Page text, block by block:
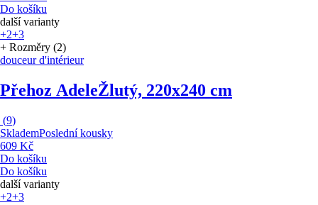
Do košíku
další varianty
+2+3
+ Rozměry (2)
douceur d'intérieur
Přehoz AdeleŽlutý, 220x240 cm
(9)
SklademPoslední kousky
609 Kč
Do košíku
Do košíku
další varianty
+2+3